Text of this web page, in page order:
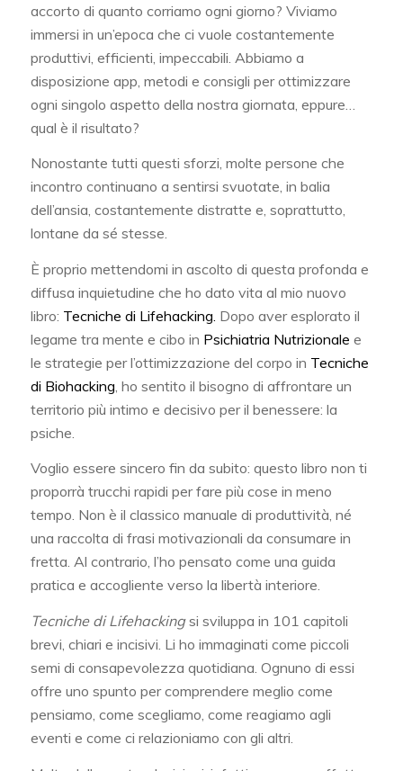
accorto di quanto corriamo ogni giorno? Viviamo
immersi in un’epoca che ci vuole costantemente
produttivi, efficienti, impeccabili. Abbiamo a
disposizione app, metodi e consigli per ottimizzare
ogni singolo aspetto della nostra giornata, eppure…
qual è il risultato?
Nonostante tutti questi sforzi, molte persone che
incontro continuano a sentirsi svuotate, in balia
dell’ansia, costantemente distratte e, soprattutto,
lontane da sé stesse.
È proprio mettendomi in ascolto di questa profonda e
diffusa inquietudine che ho dato vita al mio nuovo
libro: Tecniche di Lifehacking. Dopo aver esplorato il
legame tra mente e cibo in Psichiatria Nutrizionale e
le strategie per l’ottimizzazione del corpo in Tecniche
di Biohacking , ho sentito il bisogno di affrontare un
territorio più intimo e decisivo per il benessere: la
psiche.
Voglio essere sincero fin da subito: questo libro non ti
proporrà trucchi rapidi per fare più cose in meno
tempo. Non è il classico manuale di produttività, né
una raccolta di frasi motivazionali da consumare in
fretta. Al contrario, l’ho pensato come una guida
pratica e accogliente verso la libertà interiore.
Tecniche di Lifehackingsi sviluppa in 101 capitoli
brevi, chiari e incisivi. Li ho immaginati come piccoli
semi di consapevolezza quotidiana. Ognuno di essi
offre uno spunto per comprendere meglio come
pensiamo, come scegliamo, come reagiamo agli
eventi e come ci relazioniamo con gli altri.